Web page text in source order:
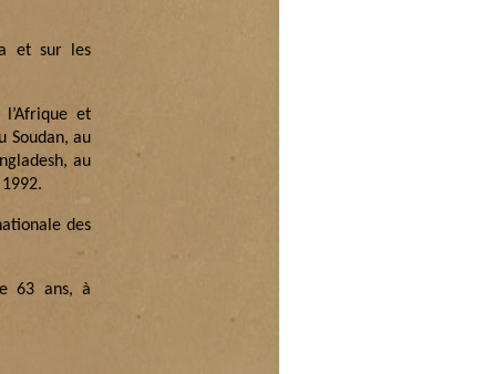
et sur les
et
Soudan, au
au
des
63 ans, à